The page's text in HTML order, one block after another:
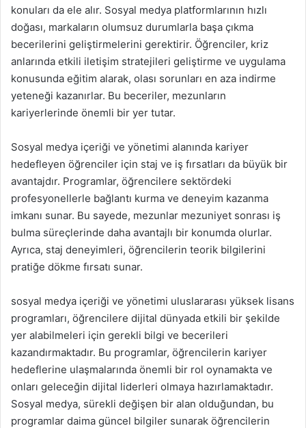
konuları da ele alır. Sosyal medya platformlarının hızlı
doğası, markaların olumsuz durumlarla başa çıkma
becerilerini geliştirmelerini gerektirir. Öğrenciler, kriz
anlarında etkili iletişim stratejileri geliştirme ve uygulama
konusunda eğitim alarak, olası sorunları en aza indirme
yeteneği kazanırlar. Bu beceriler, mezunların
kariyerlerinde önemli bir yer tutar.
Sosyal medya içeriği ve yönetimi alanında kariyer
hedefleyen öğrenciler için staj ve iş fırsatları da büyük bir
avantajdır. Programlar, öğrencilere sektördeki
profesyonellerle bağlantı kurma ve deneyim kazanma
imkanı sunar. Bu sayede, mezunlar mezuniyet sonrası iş
bulma süreçlerinde daha avantajlı bir konumda olurlar.
Ayrıca, staj deneyimleri, öğrencilerin teorik bilgilerini
pratiğe dökme fırsatı sunar.
sosyal medya içeriği ve yönetimi uluslararası yüksek lisans
programları, öğrencilere dijital dünyada etkili bir şekilde
yer alabilmeleri için gerekli bilgi ve becerileri
kazandırmaktadır. Bu programlar, öğrencilerin kariyer
hedeflerine ulaşmalarında önemli bir rol oynamakta ve
onları geleceğin dijital liderleri olmaya hazırlamaktadır.
Sosyal medya, sürekli değişen bir alan olduğundan, bu
programlar daima güncel bilgiler sunarak öğrencilerin